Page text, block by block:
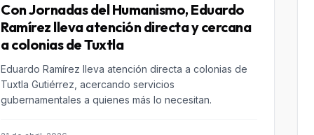
Con Jornadas del Humanismo, Eduardo
Ramírez lleva atención directa y cercana
a colonias de Tuxtla
Eduardo Ramírez lleva atención directa a colonias de
Tuxtla Gutiérrez, acercando servicios
gubernamentales a quienes más lo necesitan.